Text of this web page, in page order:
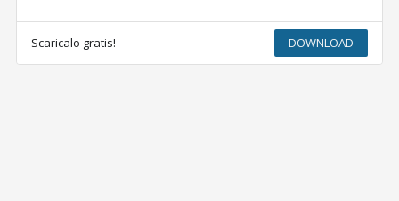
Scaricalo gratis! DOWNLOAD